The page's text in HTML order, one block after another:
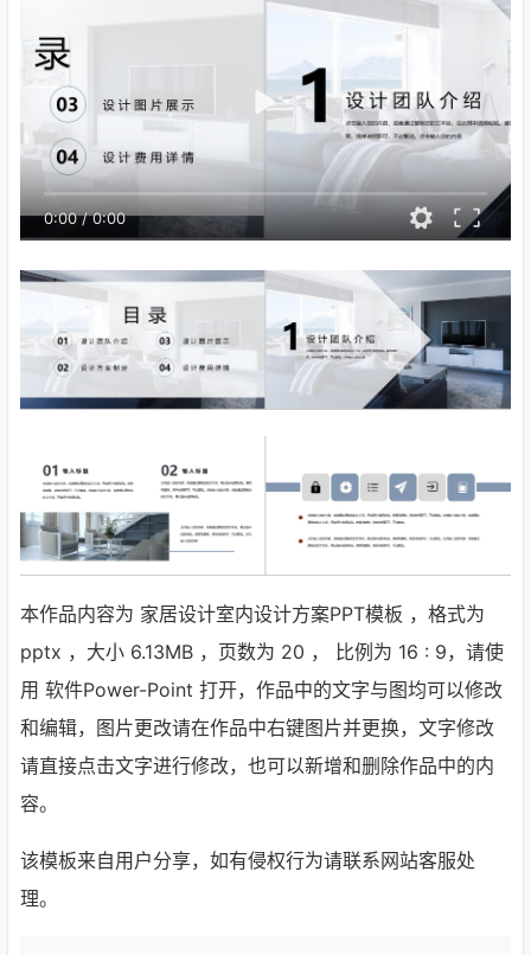
0:00/0:00
本作品内容为 家居设计室内设计方案PPT模板 ，格式为
pptx ，大小 6.13MB ，页数为 20 ， 比例为 16 : 9，请使
用 软件Power-Point 打开，作品中的文字与图均可以修改
和编辑，图片更改请在作品中右键图片并更换，文字修改
请直接点击文字进行修改，也可以新增和删除作品中的内
容。
该模板来自用户分享，如有侵权行为请联系网站客服处
理。